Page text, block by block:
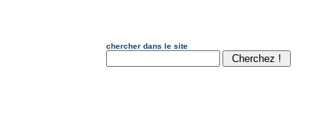
chercher dans le site